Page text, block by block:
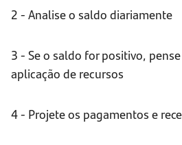
2 - Analise o saldo diariamente
3 - Se o saldo for positivo,
aplicação de recursos
4 - Projete os pagamentos e